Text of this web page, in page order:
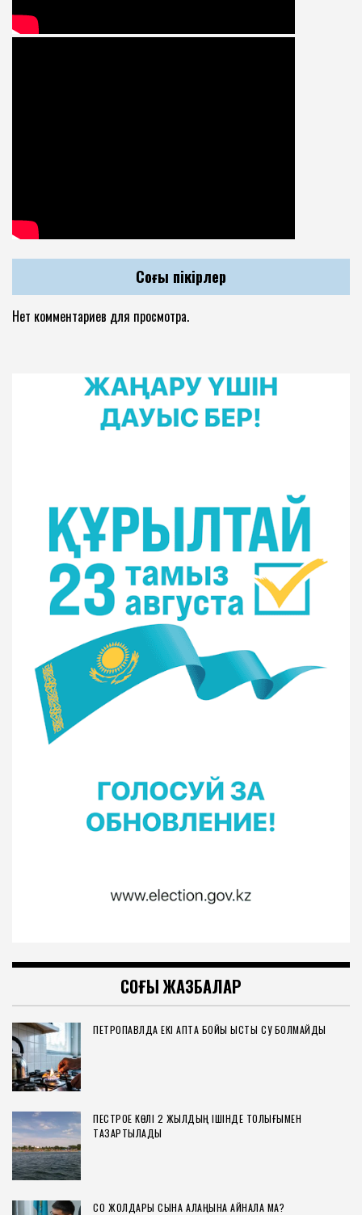
Соңғы пікірлер
Нет комментариев для просмотра.
СОҢҒЫ ЖАЗБАЛАР
ПЕТРОПАВЛДА ЕКІ АПТА БОЙЫ ЫСТЫҚ СУ БОЛМАЙДЫ
ПЕСТРОЕ КӨЛІ 2 ЖЫЛДЫҢ ІШІНДЕ ТОЛЫҒЫМЕН
ТАЗАРТЫЛАДЫ
СҚО ЖОЛДАРЫ СЫНАҚ АЛАҢЫНА АЙНАЛА МА?